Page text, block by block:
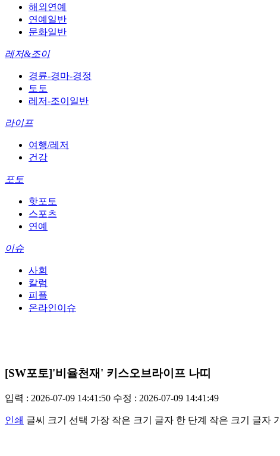
해외연예
연예일반
문화일반
레저&조이
경륜-경마-경정
토토
레저-조이일반
라이프
여행/레저
건강
포토
핫포토
스포츠
연예
이슈
사회
칼럼
피플
온라인이슈
[SW포토]'비율천재' 키스오브라이프 나띠
입력 : 2026-07-09 14:41:50 수정 : 2026-07-09 14:41:49
인쇄 글씨 크기 선택 가장 작은 크기 글자 한 단계 작은 크기 글자